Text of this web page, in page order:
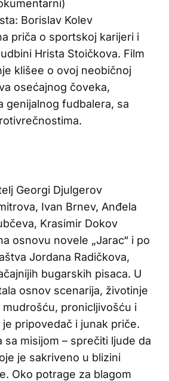
Borislav Kolev
priča o sportskoj karijeri i
Hrista Stoičkova. Film
klišee o ovoj neobičnoj
osećajnog čoveka,
genijalnog fudbalera, sa
Georgi Djulgerov
Ivan Brnev, Anđela
Krasimir Dokov
osnovu novele „Jarac“ i po
Jordana Radičkova,
bugarskih pisaca. U
osnov scenarija, životinje
pronicljivošću i
pripovedač i junak priče.
sa misijom – sprečiti ljude da
je sakriveno u blizini
Oko potrage za blagom